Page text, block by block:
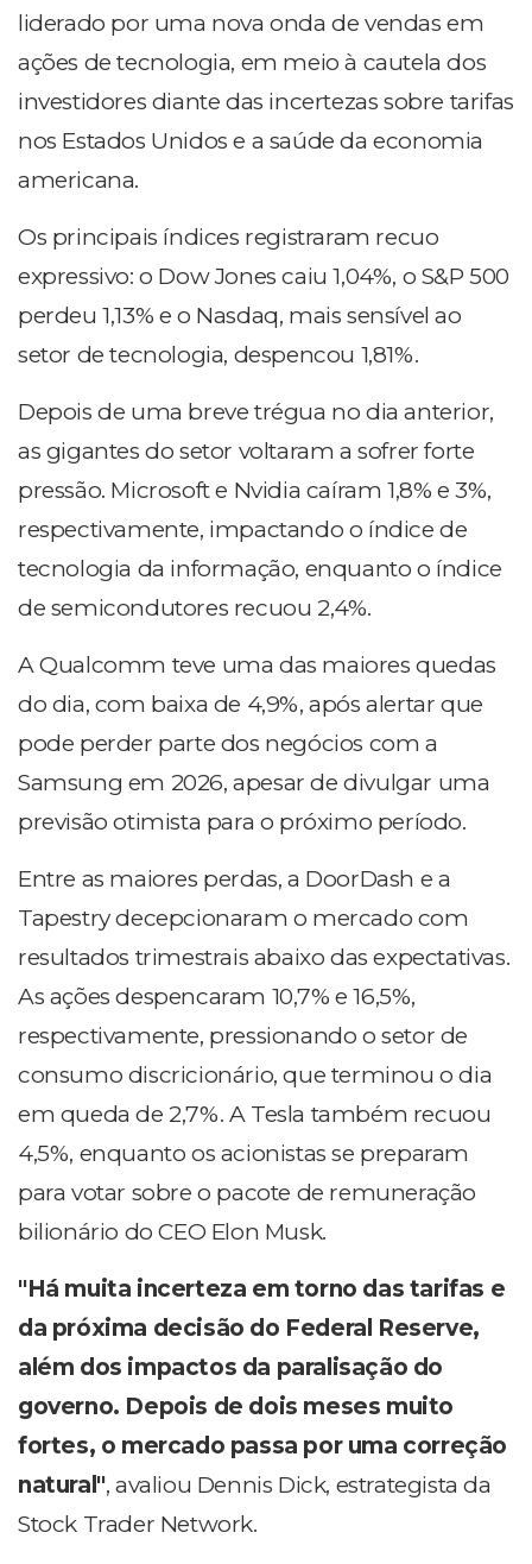
liderado por uma nova onda de vendas em
ações de tecnologia, em meio à cautela dos
investidores diante das incertezas sobre tarifas
nos Estados Unidos e a saúde da economia
americana.
Os principais índices registraram recuo
expressivo: o Dow Jones caiu 1,04%, o S&P 500
perdeu 1,13% e o Nasdaq, mais sensível ao
setor de tecnologia, despencou 1,81%.
Depois de uma breve trégua no dia anterior,
as gigantes do setor voltaram a sofrer forte
pressão. Microsoft e Nvidia caíram 1,8% e 3%,
respectivamente, impactando o índice de
tecnologia da informação, enquanto o índice
de semicondutores recuou 2,4%.
A Qualcomm teve uma das maiores quedas
do dia, com baixa de 4,9%, após alertar que
pode perder parte dos negócios com a
Samsung em 2026, apesar de divulgar uma
previsão otimista para o próximo período.
Entre as maiores perdas, a DoorDash e a
Tapestry decepcionaram o mercado com
resultados trimestrais abaixo das expectativas.
As ações despencaram 10,7% e 16,5%,
respectivamente, pressionando o setor de
consumo discricionário, que terminou o dia
em queda de 2,7%. A Tesla também recuou
4,5%, enquanto os acionistas se preparam
para votar sobre o pacote de remuneração
bilionário do CEO Elon Musk.
"Há muita incerteza em torno das tarifas e
da próxima decisão do Federal Reserve,
além dos impactos da paralisação do
governo. Depois de dois meses muito
fortes, o mercado passa por uma correção
natural", avaliou Dennis Dick, estrategista da
Stock Trader Network.